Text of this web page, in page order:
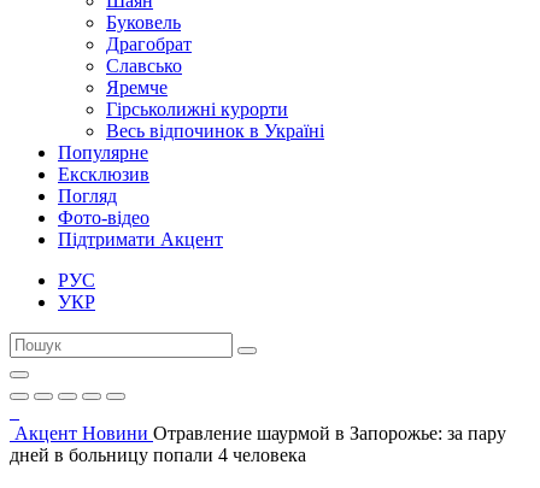
Буковель
Драгобрат
Славсько
Яремче
Гірськолижні курорти
Весь відпочинок в Україні
Популярне
Ексклюзив
Погляд
Фото-відео
Підтримати Акцент
РУС
УКР
Акцент Новини Отравление шаурмой в Запорожье: за пару
дней в больницу попали 4 человека